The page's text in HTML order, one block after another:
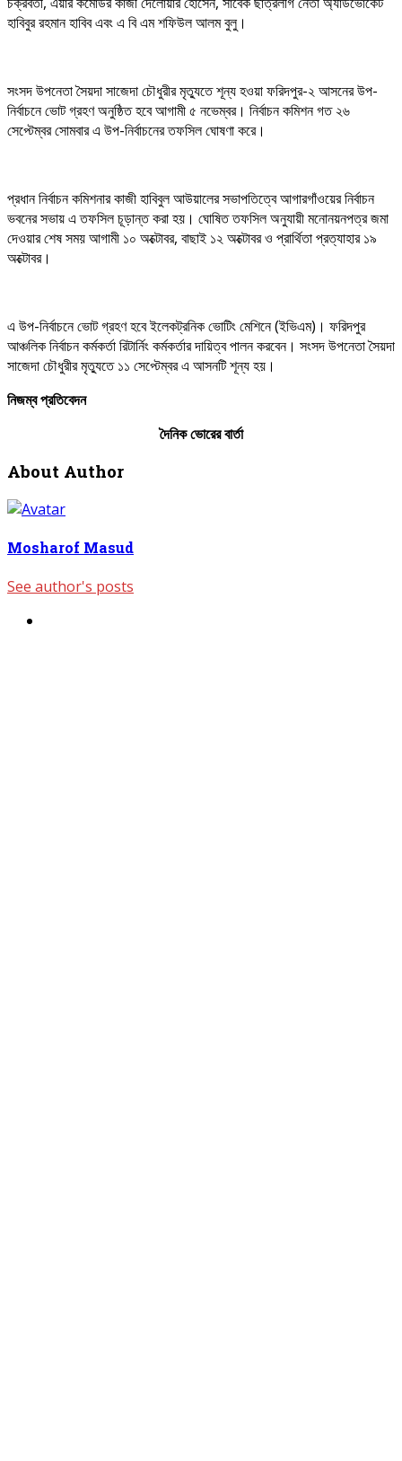
হাবিবুর রহমান হাবিব এবং এ বি এম শফিউল আলম বুলু।
সংসদ উপনেতা সৈয়দা সাজেদা চৌধুরীর মৃত্যুতে শূন্য হওয়া ফরিদপুর-২ আসনের উপ-
নির্বাচনে ভোট গ্রহণ অনুষ্ঠিত হবে আগামী ৫ নভেম্বর। নির্বাচন কমিশন গত ২৬
সেপ্টেম্বর সোমবার এ উপ-নির্বাচনের তফসিল ঘোষণা করে।
প্রধান নির্বাচন কমিশনার কাজী হাবিবুল আউয়ালের সভাপতিত্বে আগারগাঁওয়ের নির্বাচন
ভবনের সভায় এ তফসিল চূড়ান্ত করা হয়। ঘোষিত তফসিল অনুযায়ী মনোনয়নপত্র জমা
দেওয়ার শেষ সময় আগামী ১০ অক্টোবর, বাছাই ১২ অক্টোবর ও প্রার্থিতা প্রত্যাহার ১৯
অক্টোবর।
এ উপ-নির্বাচনে ভোট গ্রহণ হবে ইলেকট্রনিক ভোটিং মেশিনে (ইভিএম)। ফরিদপুর
আঞ্চলিক নির্বাচন কর্মকর্তা রিটার্নিং কর্মকর্তার দায়িত্ব পালন করবেন। সংসদ উপনেতা সৈয়দা
সাজেদা চৌধুরীর মৃত্যুতে ১১ সেপ্টেম্বর এ আসনটি শূন্য হয়।
নিজম্বপ্রতিবেদন
দৈনিক ভোরের বার্তা
About Author
Mosharof Masud
See author's posts